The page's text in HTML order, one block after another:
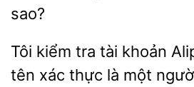
sao?
Tôi kiểm tra tài khoản
tên xác thực là một